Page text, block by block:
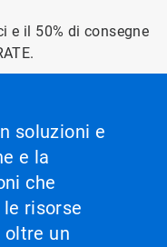
e il 50% di consegne
soluzioni e
e la
che
risorse
oltre un